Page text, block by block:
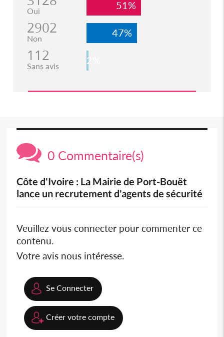
Oui 51%
2902
Non 47%
112
Sans avis 2%
0 Commentaire(s)
Côte d'Ivoire : La Mairie de Port-Bouët
lance un recrutement d'agents de sécurité
Veuillez vous connecter pour commenter ce
contenu.
Votre avis nous intéresse.
Se Connecter
Créer votre compte